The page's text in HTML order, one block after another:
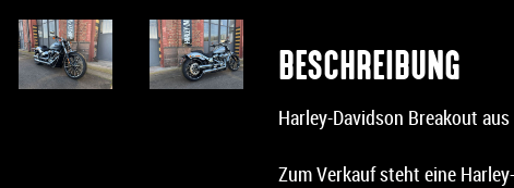
BESCHREIBUNG
Harley-Davidson Breakout aus
Zum Verkauf steht eine